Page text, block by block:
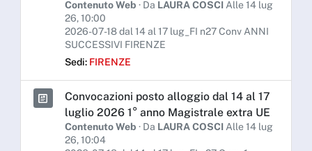
Contenuto Web · Da LAURA COSCI Alle 14 lug
26, 10:00
2026-07-18 dal 14 al 17 lug_FI n27 Conv ANNI
SUCCESSIVI FIRENZE
Sedi: FIRENZE
Convocazioni posto alloggio dal 14 al 17
luglio 2026 1° anno Magistrale extra UE
Contenuto Web · Da LAURA COSCI Alle 14 lug
26, 10:04